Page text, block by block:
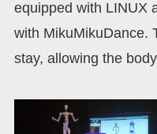
equipped with LINUX
with MikuMikuDance.
stay, allowing the